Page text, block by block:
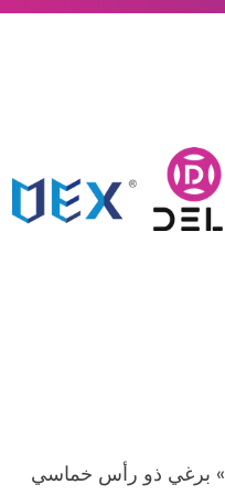
» برغي ذو رأس خماسي